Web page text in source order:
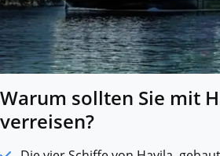
Warum sollten Sie mit
verreisen?